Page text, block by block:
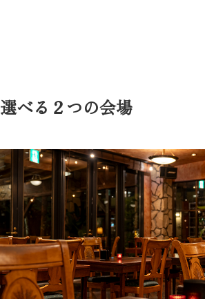
選べる２つの会場